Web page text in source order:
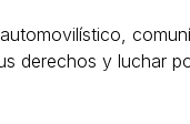
derechos y luchar